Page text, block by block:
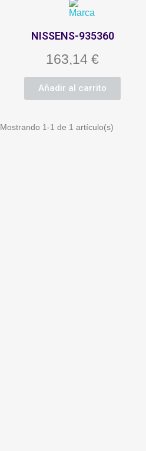
NISSENS-935360
163,14 €
Añadir al carrito
Mostrando 1-1 de 1 artículo(s)